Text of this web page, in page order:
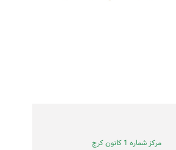
مرکز شماره 1 کانون کرج